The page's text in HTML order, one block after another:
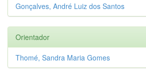
Gonçalves, André Luiz dos Santos
Orientador
Thomé, Sandra Maria Gomes